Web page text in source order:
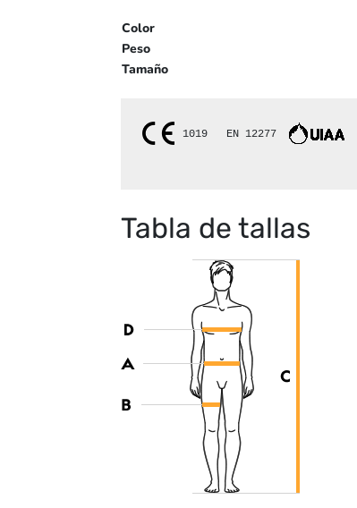
Color
Peso
Tamaño
1019 EN 12277
Tabla de tallas